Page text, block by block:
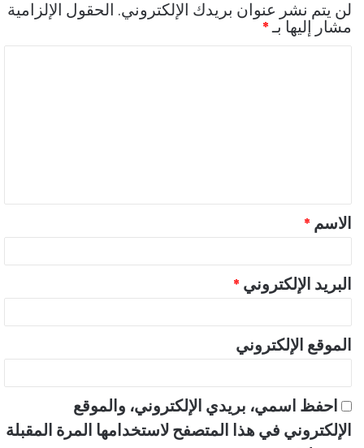
لن يتم نشر عنوان بريدك الإلكتروني. الحقول الإلزامية
مشار إليها بـ*
ق
*
الاسم *
البريد الإلكتروني *
الموقع الإلكتروني
احفظ اسمي، بريدي الإلكتروني، والموقع
الإلكتروني في هذا المتصفح لاستخدامها المرة المقبلة